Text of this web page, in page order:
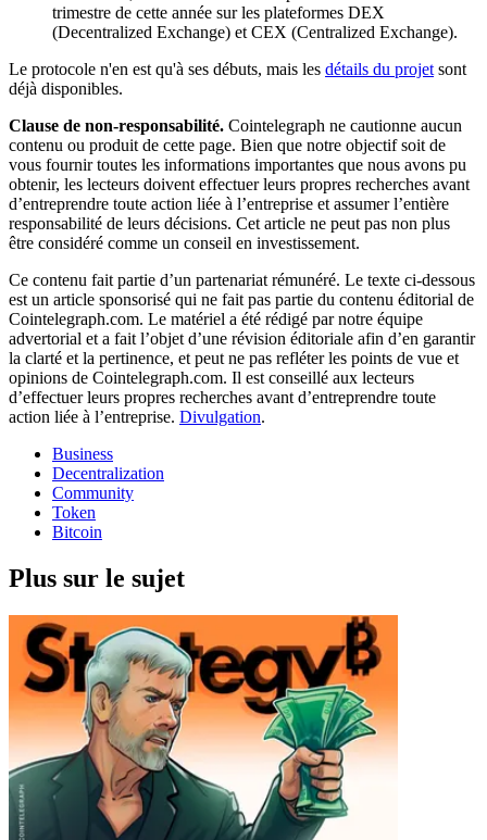
trimestre de cette année sur les plateformes DEX
(Decentralized Exchange) et CEX (Centralized Exchange).
Le protocole n'en est qu'à ses débuts, mais les détails du projet sont
déjà disponibles.
Clause de non-responsabilité. Cointelegraph ne cautionne aucun
contenu ou produit de cette page. Bien que notre objectif soit de
vous fournir toutes les informations importantes que nous avons pu
obtenir, les lecteurs doivent effectuer leurs propres recherches avant
d’entreprendre toute action liée à l’entreprise et assumer l’entière
responsabilité de leurs décisions. Cet article ne peut pas non plus
être considéré comme un conseil en investissement.
Ce contenu fait partie d’un partenariat rémunéré. Le texte ci-dessous
est un article sponsorisé qui ne fait pas partie du contenu éditorial de
Cointelegraph.com. Le matériel a été rédigé par notre équipe
advertorial et a fait l’objet d’une révision éditoriale afin d’en garantir
la clarté et la pertinence, et peut ne pas refléter les points de vue et
opinions de Cointelegraph.com. Il est conseillé aux lecteurs
d’effectuer leurs propres recherches avant d’entreprendre toute
action liée à l’entreprise. Divulgation.
Business
Decentralization
Community
Token
Bitcoin
Plus sur le sujet